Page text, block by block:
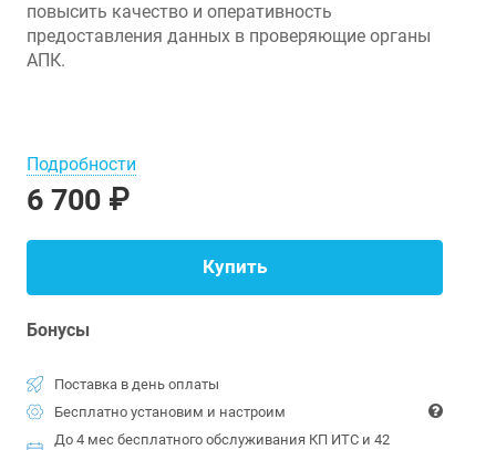
повысить качество и оперативность
предоставления данных в проверяющие органы
АПК.
Подробности
6 700 ₽
Купить
Бонусы
Поставка в день оплаты
Бесплатно установим и настроим
До 4 мес бесплатного обслуживания КП ИТС и 42